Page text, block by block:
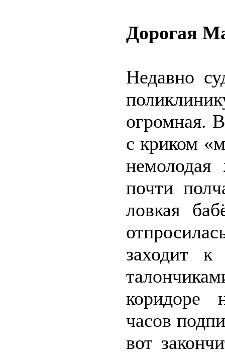
Дорогая
Недавно
огромная.
с криком
почти
ловкая
заходит
коридоре
часов
вот